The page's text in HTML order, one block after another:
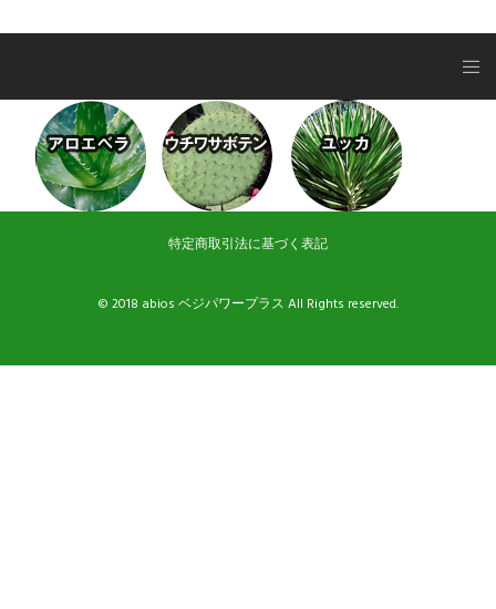
特定商取引法に基づく表記
© 2018 abios ベジパワープラス All Rights reserved.